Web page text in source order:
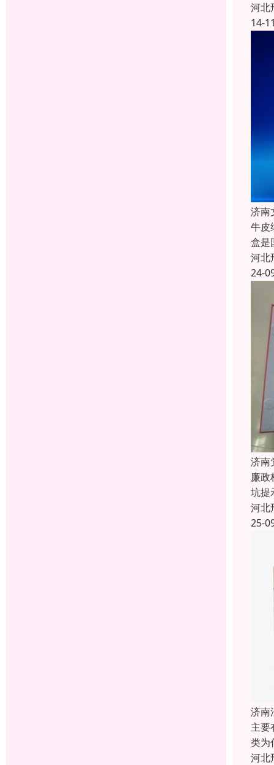
河北
14-
济南
牛皮
盒是
河北
24-
济南
廉政
坑提
河北
25-
济南
主要
类为
河北